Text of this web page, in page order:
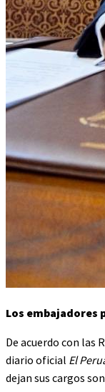
Los embajadores
De acuerdo con las
diario oficial El
dejan sus cargos